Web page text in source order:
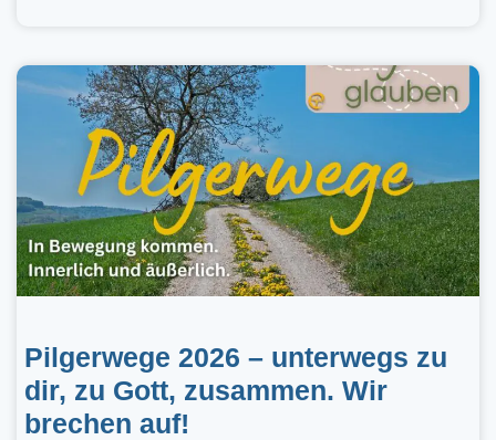
Pilgerwege 2026 – unterwegs zu
dir, zu Gott, zusammen. Wir
brechen auf!